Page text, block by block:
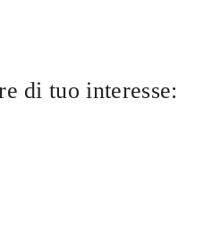
di tuo interesse: